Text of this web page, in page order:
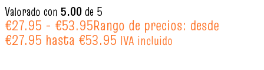
Valorado con 5.00de 5
€27.95 - €53.95Rango de precios: desde
€27.95 hasta €53.95 IVA incluido